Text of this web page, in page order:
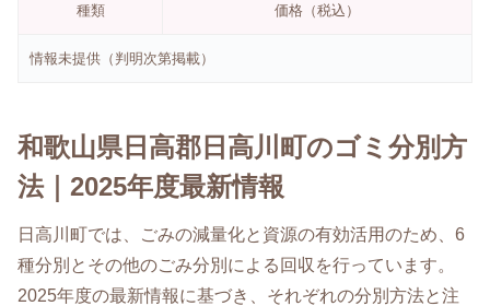
種類 価格（税込）
情報未提供（判明次第掲載）
和歌山県日高郡日高川町のゴミ分別方
法｜2025年度最新情報
日高川町では、ごみの減量化と資源の有効活用のため、6
種分別とその他のごみ分別による回収を行っています。
2025年度の最新情報に基づき、それぞれの分別方法と注